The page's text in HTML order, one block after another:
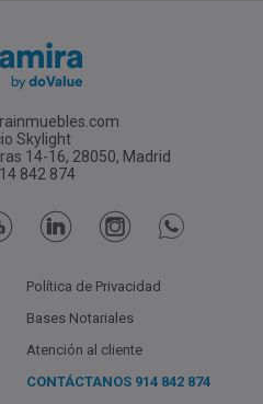
Skylight
14-16, 28050, Madrid
842 874
Política de Privacidad
Bases Notariales
Atención al cliente
CONTÁCTANOS 914 842 874